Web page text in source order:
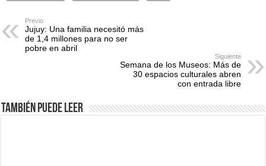
Previo
Jujuy: Una familia necesitó más
de 1,4 millones para no ser
pobre en abril
Siguiente
Semana de los Museos: Más de
30 espacios culturales abren
con entrada libre
También puede leer